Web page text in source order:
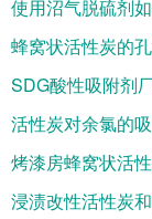
使用沼气脱硫剂如
蜂窝状活性炭的孔
SDG酸性吸附剂厂
活性炭对余氯的吸
烤漆房蜂窝状活性
浸渍改性活性炭和